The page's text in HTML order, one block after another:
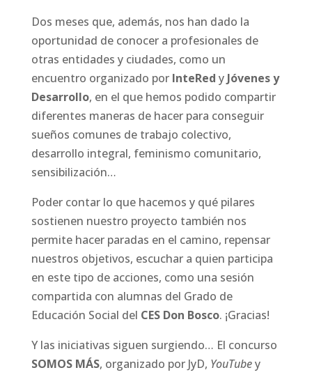
Dos meses que, además, nos han dado la
oportunidad de conocer a profesionales de
otras entidades y ciudades, como un
encuentro organizado por InteRed y Jóvenes y
Desarrollo, en el que hemos podido compartir
diferentes maneras de hacer para conseguir
sueños comunes de trabajo colectivo,
desarrollo integral, feminismo comunitario,
sensibilización…
Poder contar lo que hacemos y qué pilares
sostienen nuestro proyecto también nos
permite hacer paradas en el camino, repensar
nuestros objetivos, escuchar a quien participa
en este tipo de acciones, como una sesión
compartida con alumnas del Grado de
Educación Social del CES Don Bosco. ¡Gracias!
Y las iniciativas siguen surgiendo… El concurso
SOMOS MÁS, organizado por JyD, YouTubey